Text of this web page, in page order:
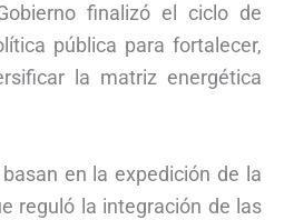
finalizó el ciclo de
pública para fortalecer,
la matriz energética
en la expedición de la
reguló la integración de las